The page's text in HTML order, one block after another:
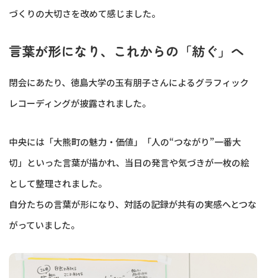
づくりの大切さを改めて感じました。
言葉が形になり、これからの「紡ぐ」へ
閉会にあたり、徳島大学の玉有朋子さんによるグラフィック
レコーディングが披露されました。
中央には「大熊町の魅力・価値」「人の“つながり”一番大
切」といった言葉が描かれ、当日の発言や気づきが一枚の絵
として整理されました。
自分たちの言葉が形になり、対話の記録が共有の実感へとつな
がっていました。